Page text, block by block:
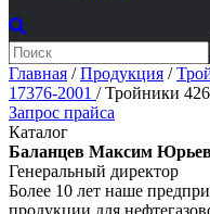
Главная /Продукция /
17376-2001 /Тройники
Запрос прайса
Каталог
Баланцев Максим
Генеральный директор
Более 10 лет наше
продукции для